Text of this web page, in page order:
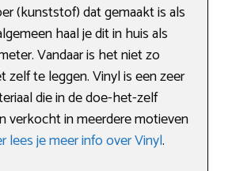
(kunststof) dat gemaakt is als
haal je dit in huis als
Vandaar is het niet zo
zelf te leggen. Vinyl is een zeer
die in de doe-het-zelf
verkocht in meerdere motieven
lees je meer info over Vinyl.